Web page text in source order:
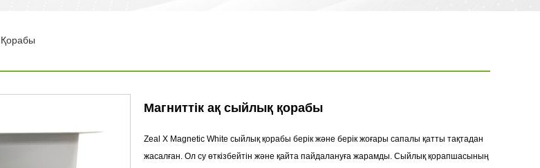
Қорабы
Магниттік ақ сыйлық қорабы
Zeal X Magnetic White сыйлық қорабы берік және берік жоғары сапалы қатты тақтадан
жасалған. Ол су өткізбейтін және қайта пайдалануға жарамды. Сыйлық қорапшасының